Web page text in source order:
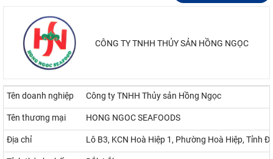
CÔNG TY TNHH THỦY SẢN HỒNG NGỌC
Tên doanh nghiệp Công ty TNHH Thủy sản Hồng Ngọc
Tên thương mại HONG NGOC SEAFOODS
Địa chỉ Lô B3, KCN Hoà Hiệp 1, Phường Hoà Hiệp, Tỉnh